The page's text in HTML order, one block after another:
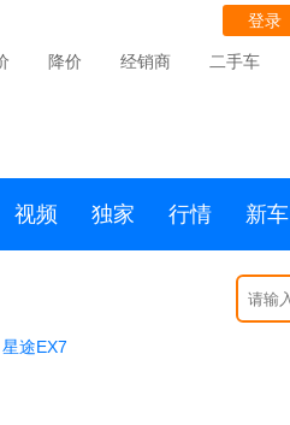
登录
降价 经销商 二手车
视频 独家 行情 新车
星途EX7